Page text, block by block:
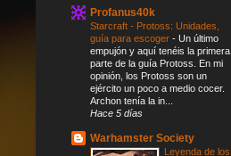
Profanus40k
Starcraft - Protoss: Unidades,
guía para escoger - Un último
empujón y aquí tenéis la primera
parte de la guía Protoss. En mi
opinión, los Protoss son un
ejército un poco a medio cocer.
Archon tenía la in...
Hace 5 días
Warhamster Society
Leyenda de los